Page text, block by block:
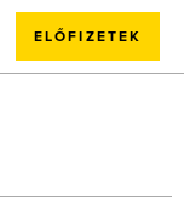
ELŐFIZETEK